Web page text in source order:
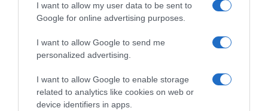
I want to allow my user data to be sent to
Google for online advertising purposes.
I want to allow Google to send me
personalized advertising.
I want to allow Google to enable storage
related to analytics like cookies on web or
device identifiers in apps.
Ειδήσεις σήμερα
Health Monitoring: Η εθνική υποδομή για
αξιοποίηση δεδομένων υγείας προς
όφελος των πολιτών
ΠΑΣΟΚ: “Τα επιχειρήματα και οι πίνακες